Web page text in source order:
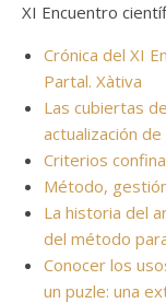
XI Encuentro
Crónica del XI
Partal. Xàtiva
Las cubiertas
actualización
Criterios
Método,
La historia del
del método
Conocer los
un puzle: una